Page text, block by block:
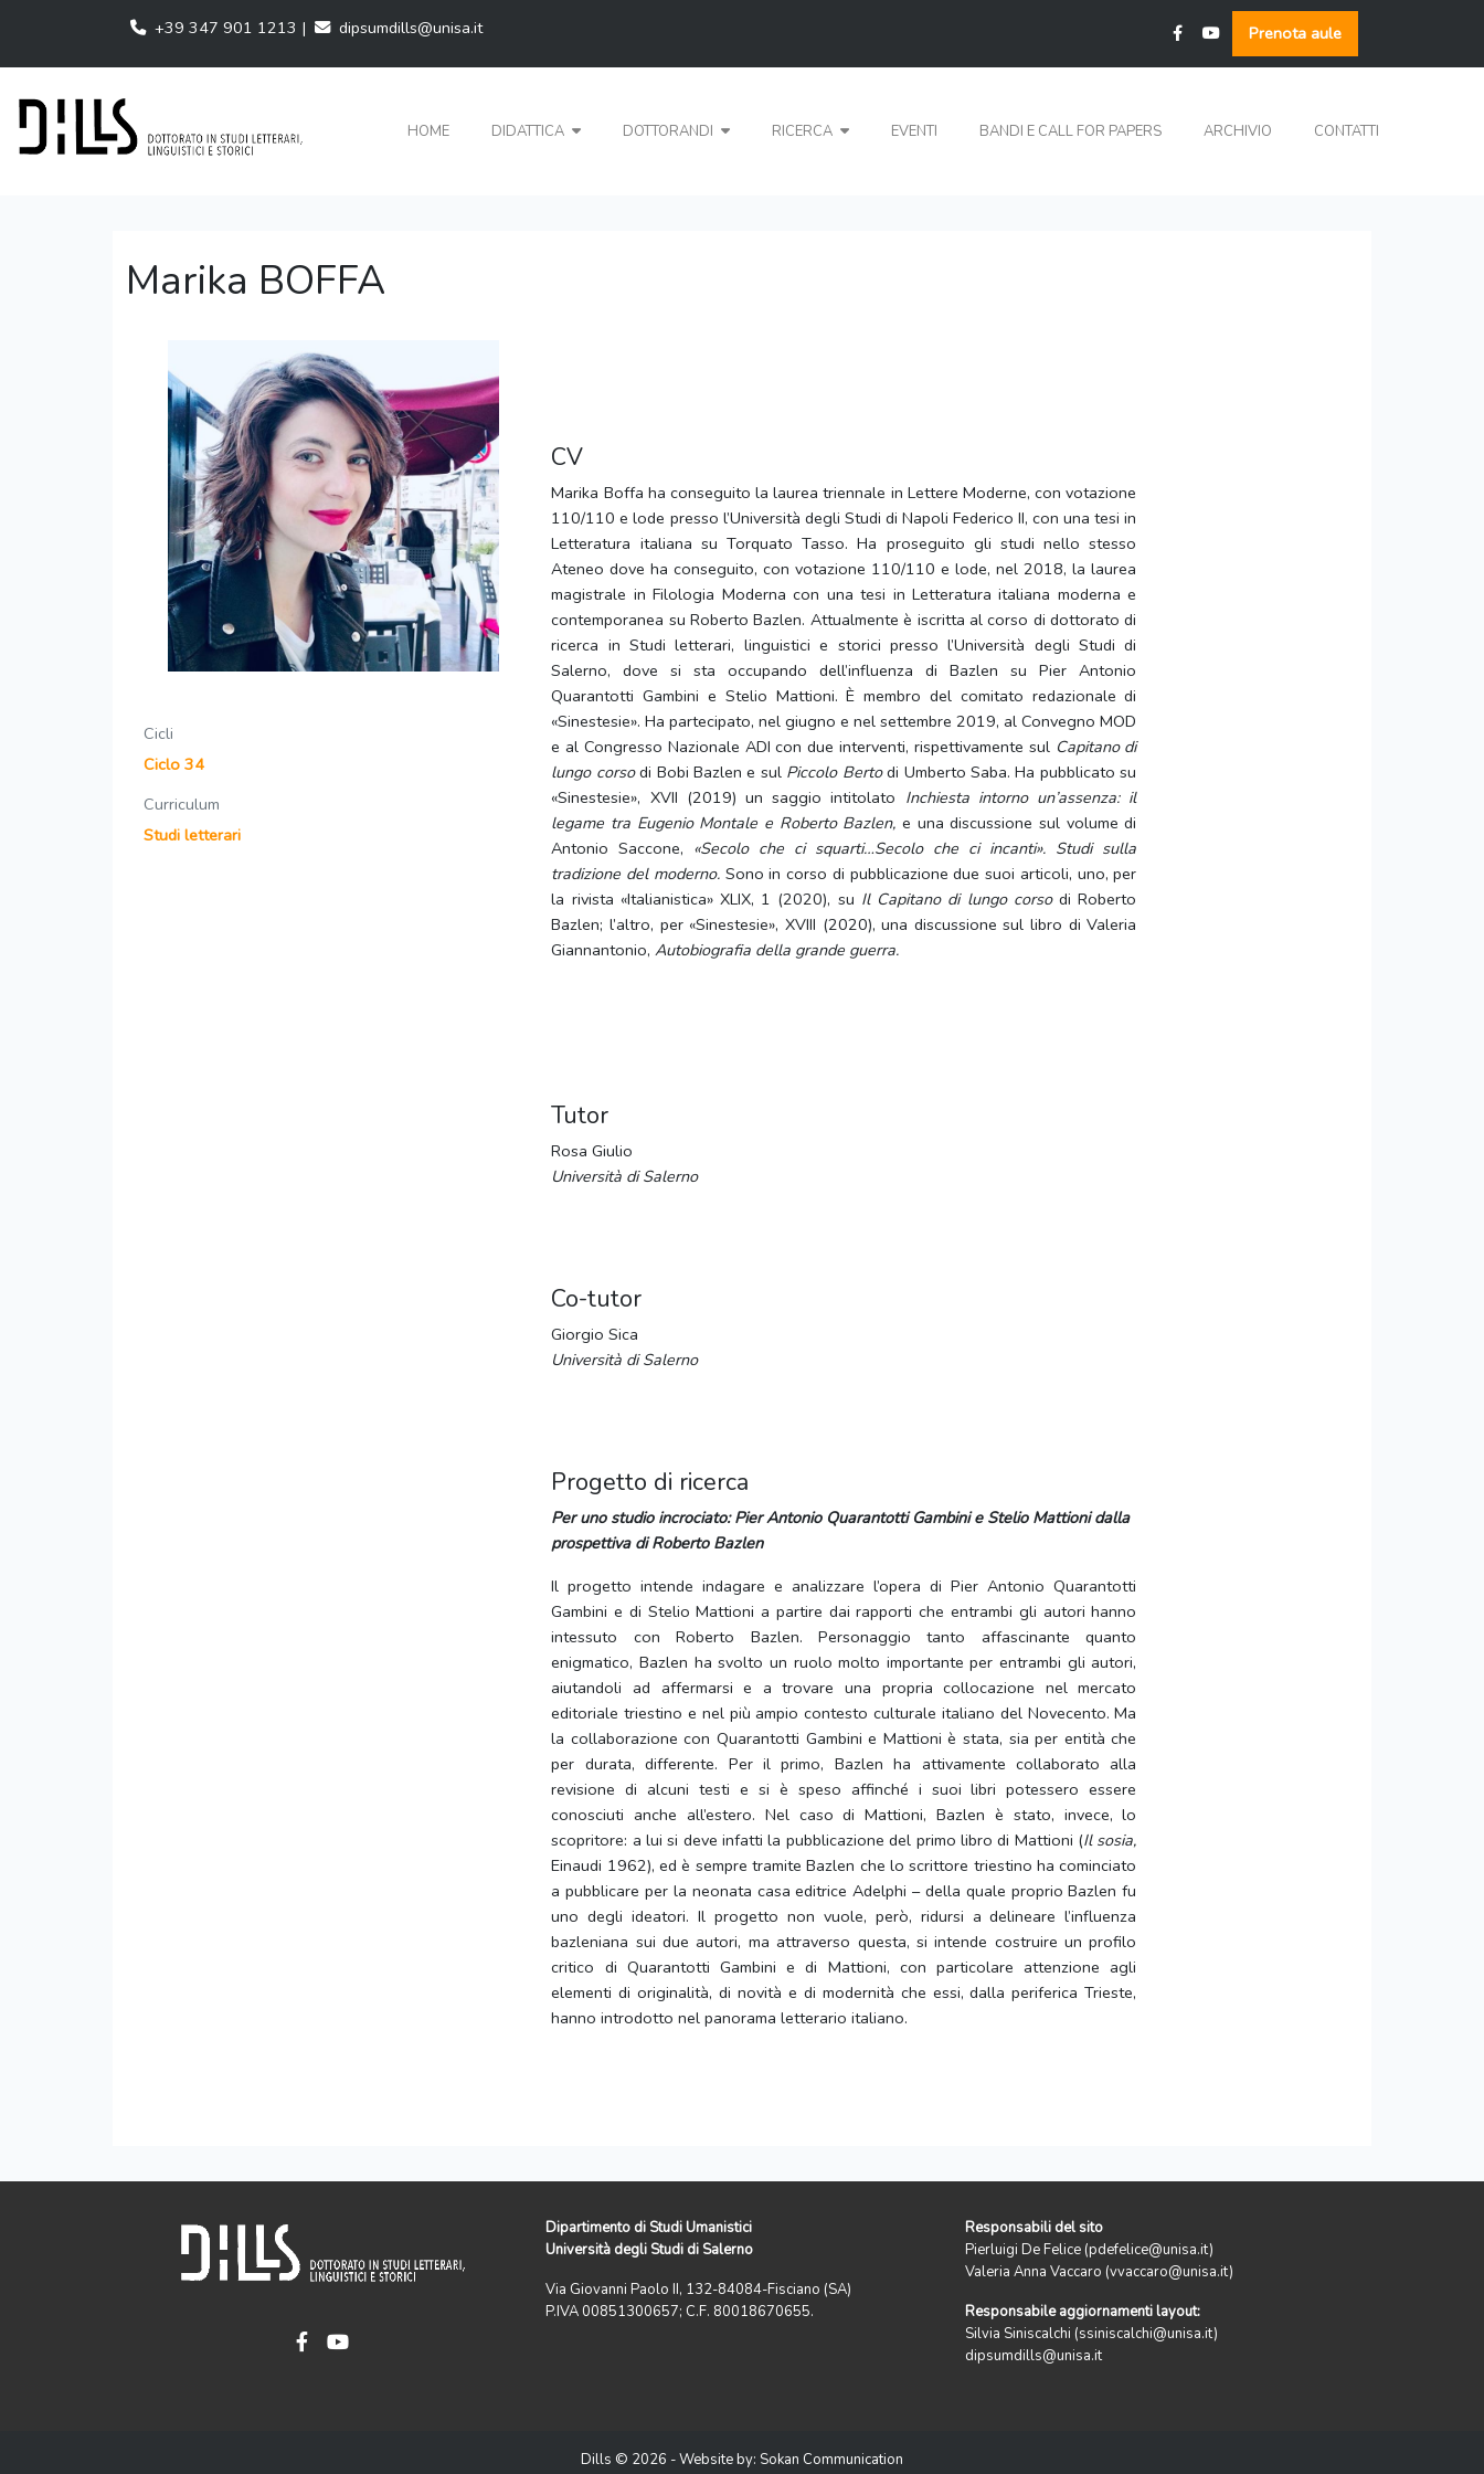
+39 347 901 1213 | dipsumdills@unisa.it Prenota aule
HOME DIDATTICA DOTTORANDI RICERCA EVENTI BANDI E CALL FOR PAPERS ARCHIVIO CONTATTI
Marika BOFFA
Cicli
Ciclo 34
Curriculum
Studi letterari
CV
Marika Boffa ha conseguito la laurea triennale in Lettere Moderne, con votazione
110/110 e lode presso l’Università degli Studi di Napoli Federico II, con una tesi in
Letteratura italiana su Torquato Tasso. Ha proseguito gli studi nello stesso
Ateneo dove ha conseguito, con votazione 110/110 e lode, nel 2018, la laurea
magistrale in Filologia Moderna con una tesi in Letteratura italiana moderna e
contemporanea su Roberto Bazlen. Attualmente è iscritta al corso di dottorato di
ricerca in Studi letterari, linguistici e storici presso l’Università degli Studi di
Salerno, dove si sta occupando dell’influenza di Bazlen su Pier Antonio
Quarantotti Gambini e Stelio Mattioni. È membro del comitato redazionale di
«Sinestesie». Ha partecipato, nel giugno e nel settembre 2019, al Convegno MOD
e al Congresso Nazionale ADI con due interventi, rispettivamente sul Capitano di
lungo corsodi Bobi Bazlen e sul Piccolo Bertodi Umberto Saba. Ha pubblicato su
«Sinestesie», XVII (2019) un saggio intitolato Inchiesta intorno un’assenza: il
legame tra Eugenio Montale e Roberto Bazlen, e una discussione sul volume di
Antonio Saccone, «Secolo che ci squarti…Secolo che ci incanti». Studi sulla
tradizione del moderno. Sono in corso di pubblicazione due suoi articoli, uno, per
la rivista «Italianistica» XLIX, 1 (2020), su Il Capitano di lungo corsodi Roberto
Bazlen; l’altro, per «Sinestesie», XVIII (2020), una discussione sul libro di Valeria
Giannantonio,Autobiografia della grande guerra.
Tutor
Rosa Giulio
Università di Salerno
Co-tutor
Giorgio Sica
Università di Salerno
Progetto di ricerca
Per uno studio incrociato: Pier Antonio Quarantotti Gambini e Stelio Mattioni dalla
prospettiva di Roberto Bazlen
Il progetto intende indagare e analizzare l’opera di Pier Antonio Quarantotti
Gambini e di Stelio Mattioni a partire dai rapporti che entrambi gli autori hanno
intessuto con Roberto Bazlen. Personaggio tanto affascinante quanto
enigmatico, Bazlen ha svolto un ruolo molto importante per entrambi gli autori,
aiutandoli ad affermarsi e a trovare una propria collocazione nel mercato
editoriale triestino e nel più ampio contesto culturale italiano del Novecento. Ma
la collaborazione con Quarantotti Gambini e Mattioni è stata, sia per entità che
per durata, differente. Per il primo, Bazlen ha attivamente collaborato alla
revisione di alcuni testi e si è speso affinché i suoi libri potessero essere
conosciuti anche all’estero. Nel caso di Mattioni, Bazlen è stato, invece, lo
scopritore: a lui si deve infatti la pubblicazione del primo libro di Mattioni (Il sosia,
Einaudi 1962), ed è sempre tramite Bazlen che lo scrittore triestino ha cominciato
a pubblicare per la neonata casa editrice Adelphi – della quale proprio Bazlen fu
uno degli ideatori. Il progetto non vuole, però, ridursi a delineare l’influenza
bazleniana sui due autori, ma attraverso questa, si intende costruire un profilo
critico di Quarantotti Gambini e di Mattioni, con particolare attenzione agli
elementi di originalità, di novità e di modernità che essi, dalla periferica Trieste,
hanno introdotto nel panorama letterario italiano.
Dipartimento di Studi Umanistici
Università degli Studi di Salerno
Via Giovanni Paolo II, 132-84084-Fisciano (SA)
P.IVA 00851300657; C.F. 80018670655.
Responsabili del sito
Pierluigi De Felice (pdefelice@unisa.it)
Valeria Anna Vaccaro (vvaccaro@unisa.it)
Responsabile aggiornamenti layout:
Silvia Siniscalchi (ssiniscalchi@unisa.it)
dipsumdills@unisa.it
Dills © 2026 - Website by: Sokan Communication